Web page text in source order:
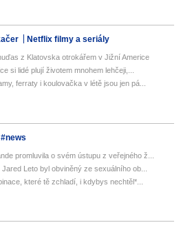
Netflix filmy a seriály
z Klatovska otrokářem v Jižní Americe
si lidé plují životem mnohem lehčeji,...
ferraty i koulovačka v létě jsou jen pá...
#news
promluvila o svém ústupu z veřejného ž...
Leto byl obviněný ze sexuálního ob...
které tě zchladí, i kdybys nechtěl*...